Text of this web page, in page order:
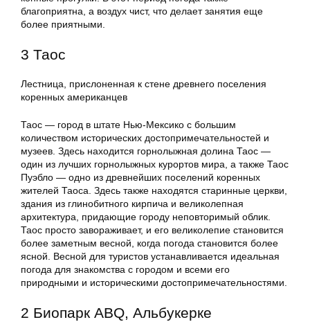
благоприятна, а воздух чист, что делает занятия еще
более приятными.
3 Таос
Лестница, прислоненная к стене древнего поселения
коренных американцев
Таос — город в штате Нью-Мексико с большим
количеством исторических достопримечательностей и
музеев. Здесь находится горнолыжная долина Таос —
один из лучших горнолыжных курортов мира, а также Таос
Пуэбло — одно из древнейших поселений коренных
жителей Таоса. Здесь также находятся старинные церкви,
здания из глинобитного кирпича и великолепная
архитектура, придающие городу неповторимый облик.
Таос просто завораживает, и его великолепие становится
более заметным весной, когда погода становится более
ясной. Весной для туристов устанавливается идеальная
погода для знакомства с городом и всеми его
природными и историческими достопримечательностями.
2 Биопарк ABQ, Альбукерке